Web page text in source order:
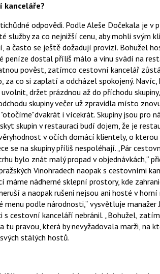
kanceláře?
odpovědi. Podle Aleše Dočekala je v
služby za co nejnižší cenu, aby mohli svým
a často se ještě dožadují provizí. Bohužel
peníze dostal příliš málo a vinu svádí na
pověst, zatímco cestovní kancelář
za co si zaplatí a odcházel spokojený. Navíc,
držet prázdnou až do příchodu
skupiny večer už zpravidla místo
i vícekrát. Skupiny jsou pro
skupin v restauraci budí dojem, že je
v očích domácí klientely, o kterou
se na skupiny příliš nespoléhají. „Pár
bylo znát malý propad v objednávkách,“
Vinohradech naopak s cestovními
máme nádherné sklepní prostory, kde
a naopak rušeni nejsou ani hosté v horní
menu podle národnosti,“ vysvětluje manažer
s cestovní kanceláří nebránil. „Bohužel,
pravou, která by nevyžadovala marži, na
stálých hostů.